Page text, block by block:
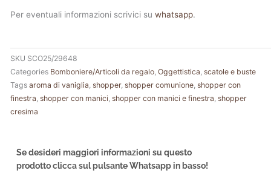
Per eventuali informazioni scrivici su whatsapp.
SKU SCO25/29648
Categories Bomboniere/Articoli da regalo Oggettistica scatole e buste
Tags aroma di vaniglia shopper, shopper comunione shopper con
finestra shopper con manici shopper con manici e finestra shopper
cresima
Se desideri maggiori informazioni su questo
prodotto clicca sul pulsante Whatsapp in basso!